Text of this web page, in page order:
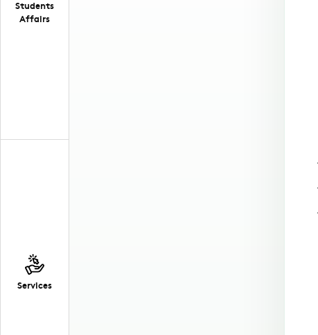
Students
Affairs
Services